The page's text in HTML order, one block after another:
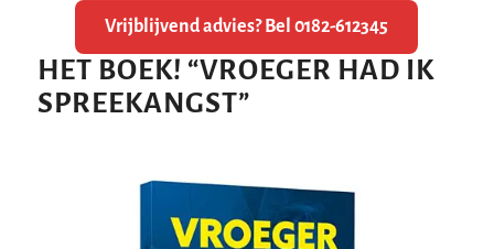
Vrijblijvend advies? Bel 0182-612345
HET BOEK! “VROEGER HAD IK
SPREEKANGST”